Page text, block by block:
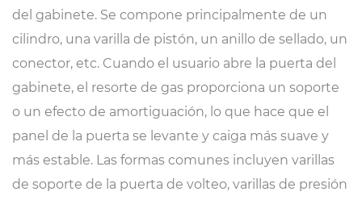
del gabinete. Se compone principalmente de un
cilindro, una varilla de pistón, un anillo de sellado, un
conector, etc. Cuando el usuario abre la puerta del
gabinete, el resorte de gas proporciona un soporte
o un efecto de amortiguación, lo que hace que el
panel de la puerta se levante y caiga más suave y
más estable. Las formas comunes incluyen varillas
de soporte de la puerta de volteo, varillas de presión